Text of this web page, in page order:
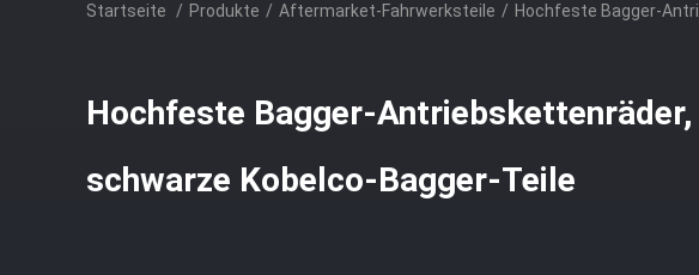
Startseite / Produkte / Aftermarket-Fahrwerksteile / Hochfeste Bagger-
Hochfeste Bagger-Antriebskettenräder,
schwarze Kobelco-Bagger-Teile